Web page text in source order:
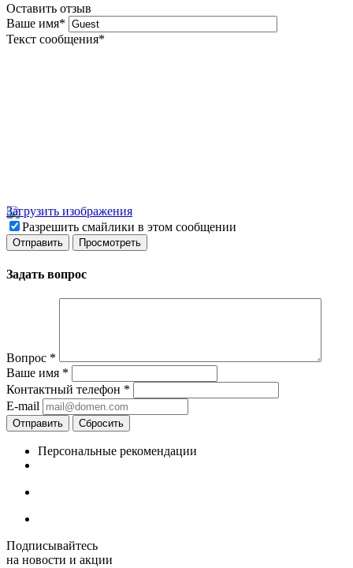
Оставить отзыв
Ваше имя*
Текст сообщения*
Загрузить изображения
Разрешить смайлики в этом сообщении
Задать вопрос
Вопрос *
Ваше имя *
Контактный телефон *
E-mail
Отправить Сбросить
Персональные рекомендации
Подписывайтесь
на новости и акции